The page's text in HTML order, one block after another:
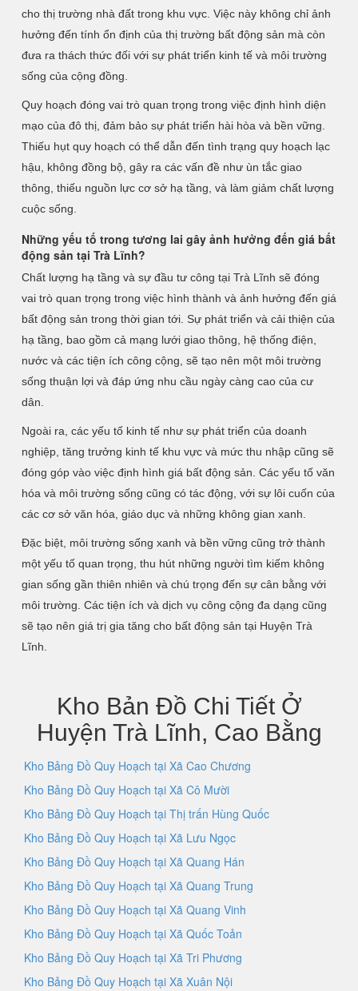
cho thị trường nhà đất trong khu vực. Việc này không chỉ ảnh
hưởng đến tính ổn định của thị trường bất động sản mà còn
đưa ra thách thức đối với sự phát triển kinh tế và môi trường
sống của cộng đồng.
Quy hoạch đóng vai trò quan trọng trong việc định hình diện
mạo của đô thị, đảm bảo sự phát triển hài hòa và bền vững.
Thiếu hụt quy hoạch có thể dẫn đến tình trạng quy hoạch lạc
hậu, không đồng bộ, gây ra các vấn đề như ùn tắc giao
thông, thiếu nguồn lực cơ sở hạ tầng, và làm giảm chất lượng
cuộc sống.
Những yếu tố trong tương lai gây ảnh hưởng đến giá bất
động sản tại Trà Lĩnh?
Chất lượng hạ tầng và sự đầu tư công tại Trà Lĩnh sẽ đóng
vai trò quan trọng trong việc hình thành và ảnh hưởng đến giá
bất động sản trong thời gian tới. Sự phát triển và cải thiện của
hạ tầng, bao gồm cả mạng lưới giao thông, hệ thống điện,
nước và các tiện ích công cộng, sẽ tạo nên một môi trường
sống thuận lợi và đáp ứng nhu cầu ngày càng cao của cư
dân.
Ngoài ra, các yếu tố kinh tế như sự phát triển của doanh
nghiệp, tăng trưởng kinh tế khu vực và mức thu nhập cũng sẽ
đóng góp vào việc định hình giá bất động sản. Các yếu tố văn
hóa và môi trường sống cũng có tác động, với sự lôi cuốn của
các cơ sở văn hóa, giáo dục và những không gian xanh.
Đặc biệt, môi trường sống xanh và bền vững cũng trở thành
một yếu tố quan trọng, thu hút những người tìm kiếm không
gian sống gần thiên nhiên và chú trọng đến sự cân bằng với
môi trường. Các tiện ích và dịch vụ công cộng đa dạng cũng
sẽ tạo nên giá trị gia tăng cho bất động sản tại Huyện Trà
Lĩnh.
Kho Bản Đồ Chi Tiết Ở
Huyện Trà Lĩnh, Cao Bằng
Kho Bảng Đồ Quy Hoạch tại Xã Cao Chương
Kho Bảng Đồ Quy Hoạch tại Xã Cô Mười
Kho Bảng Đồ Quy Hoạch tại Thị trấn Hùng Quốc
Kho Bảng Đồ Quy Hoạch tại Xã Lưu Ngọc
Kho Bảng Đồ Quy Hoạch tại Xã Quang Hán
Kho Bảng Đồ Quy Hoạch tại Xã Quang Trung
Kho Bảng Đồ Quy Hoạch tại Xã Quang Vinh
Kho Bảng Đồ Quy Hoạch tại Xã Quốc Toản
Kho Bảng Đồ Quy Hoạch tại Xã Tri Phương
Kho Bảng Đồ Quy Hoạch tại Xã Xuân Nội